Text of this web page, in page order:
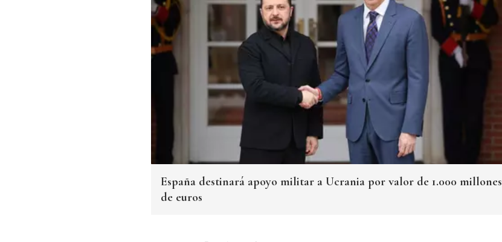
España destinará apoyo militar a Ucrania por valor de 1.000 millones
de euros